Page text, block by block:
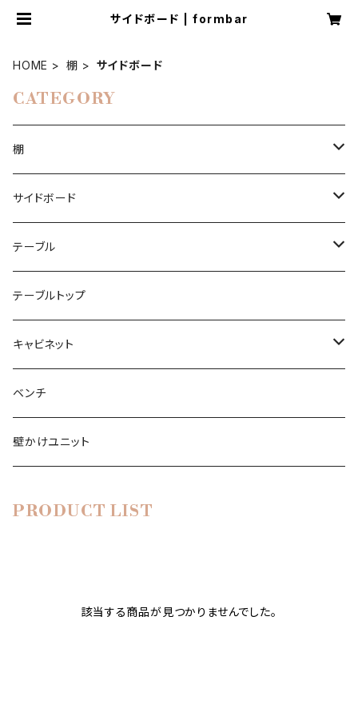
サイドボード | formbar
HOME 棚 サイドボード
CATEGORY
棚
本棚
本棚ジニー
ブーヒャレガル
コーナーシェルフ
エクレガル
ルームディバイダー
ラウムタイラー
ビニールレコード
シャルプラッテンリーガル
CD-DVDシェルフ
ライブラリ
サイドボード
チェスト
ハイボード
ローボード
テレビローボード
テーブル
ダイニングケーブル
テーブルトップ
キャビネット
ワードローブ
ベンチ
壁かけユニット
PRODUCT LIST
該当する商品が見つかりませんでした。